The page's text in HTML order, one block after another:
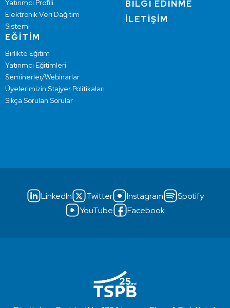
Yatırımcı Profili
Elektronik Veri Dağıtım
Sistemi
EĞİTİM
Birlikte Eğitim
Yatırımcı Eğitimleri
Seminerler/Webinarlar
Üyelerimizin Stajyer Politikaları
Sıkça Sorulan Sorular
BİLGİ EDİNME
İLETİŞİM
LinkedIn Twitter Instagram
Spotify
YouTube
Facebook